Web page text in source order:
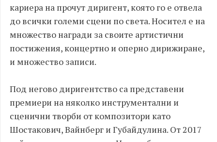
кариера на прочут диригент, която го е отвела
до всички големи сцени по света. Носител е на
множество награди за своите артистични
постижения, концертно и оперно дирижиране,
и множество записи.
Под негово диригентство са представени
премиери на няколко инструментални и
сценични творби от композитори като
Шостакович, Вайнберг и Губайдулина. От 2017